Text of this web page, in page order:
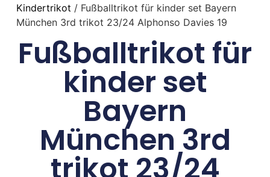
Kindertrikot / Fußballtrikot für kinder set Bayern
München 3rd trikot 23/24 Alphonso Davies 19
Fußballtrikot für
kinder set
Bayern
München 3rd
trikot 23/24